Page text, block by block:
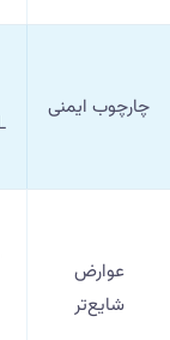
چارچوب ایمنی
عوارض
شایع‌تر